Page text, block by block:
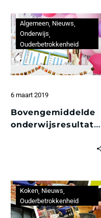
Algemeen Nieuws
Onderwijs
Ouderbetrokkenheid
6 maart 2019
Bovengemiddelde
onderwijsresultaten!
Koken Nieuws
Ouderbetrokkenheid